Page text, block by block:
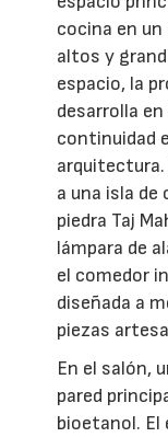
cocina en
altos y
espacio, la
desarrolla
continuidad
a una isla
piedra Taj
lámpara de
el comedor
diseñada a
piezas
En el salón,
pared
bioetanol. El